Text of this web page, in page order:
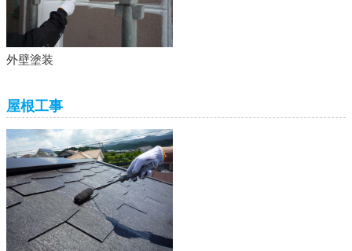
外壁塗装
屋根工事